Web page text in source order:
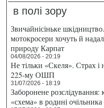
в полі зору
Звичайнісіньке
мотокросери хочуть й
природу Карпат
04/08/2026 - 20:19
Не тільки «Скеля». Страх і
225-му ОШП
31/07/2026 - 18:19
Заборонене розслідування:
«схема» в родині